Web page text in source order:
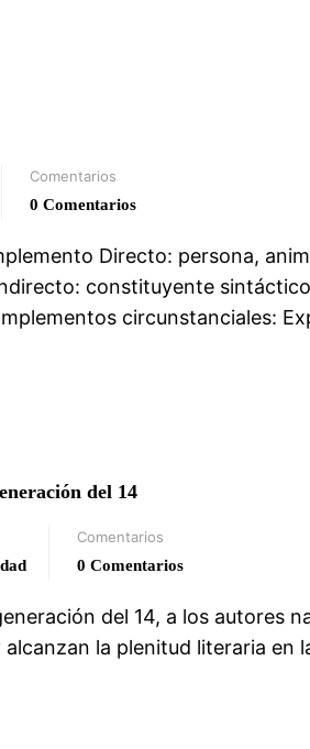
Comentarios
0 Comentarios
Directo: persona,
constituyente
circunstanciales:
del 14
Comentarios
0 Comentarios
del 14, a los autores
la plenitud literaria en